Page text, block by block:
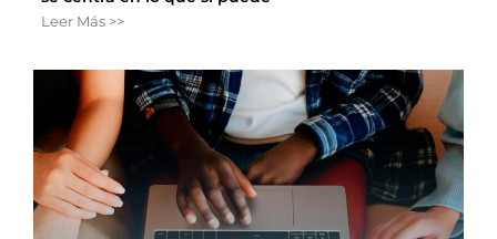
Leer Más >>